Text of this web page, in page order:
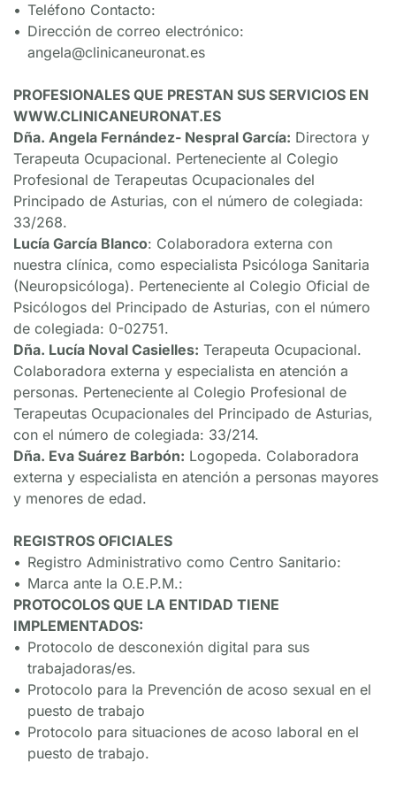
Teléfono Contacto:
Dirección de correo electrónico:
angela@clinicaneuronat.es
PROFESIONALES QUE PRESTAN SUS SERVICIOS EN
WWW.CLINICANEURONAT.ES
Dña. Angela Fernández- Nespral García: Directora y
Terapeuta Ocupacional. Perteneciente al Colegio
Profesional de Terapeutas Ocupacionales del
Principado de Asturias, con el número de colegiada:
33/268.
Lucía García Blanco: Colaboradora externa con
nuestra clínica, como especialista Psicóloga Sanitaria
(Neuropsicóloga). Perteneciente al Colegio Oficial de
Psicólogos del Principado de Asturias, con el número
de colegiada: 0-02751.
Dña. Lucía Noval Casielles: Terapeuta Ocupacional.
Colaboradora externa y especialista en atención a
personas. Perteneciente al Colegio Profesional de
Terapeutas Ocupacionales del Principado de Asturias,
con el número de colegiada: 33/214.
Dña. Eva Suárez Barbón: Logopeda. Colaboradora
externa y especialista en atención a personas mayores
y menores de edad.
REGISTROS OFICIALES
Registro Administrativo como Centro Sanitario:
Marca ante la O.E.P.M.:
PROTOCOLOS QUE LA ENTIDAD TIENE
IMPLEMENTADOS:
Protocolo de desconexión digital para sus
trabajadoras/es.
Protocolo para la Prevención de acoso sexual en el
puesto de trabajo
Protocolo para situaciones de acoso laboral en el
puesto de trabajo.